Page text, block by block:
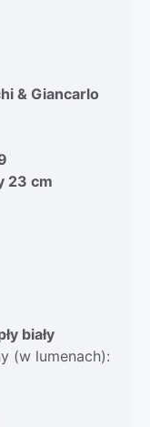
& Giancarlo
23 cm
biały
(w lumenach):